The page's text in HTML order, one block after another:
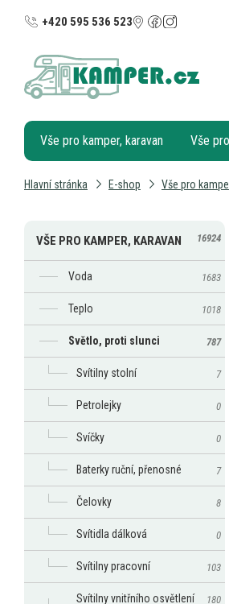
+420 595 536 523
Vše pro kamper, karavan Vše
Hlavní stránka E-shop Vše pro
VŠE PRO KAMPER, KARAVAN 16924
Voda 1683
Teplo 1018
Světlo, proti slunci 787
Svítilny stolní 7
Petrolejky 0
Svíčky 0
Baterky ruční, přenosné 7
Čelovky 8
Svítidla dálková 0
Svítilny pracovní 103
Svítilny vnitřního osvětlení
180